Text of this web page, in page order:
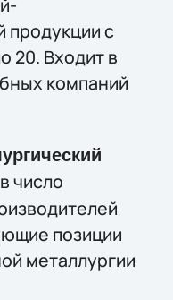
продукции с
20. Входит в
компаний
число
позиции
металлургии